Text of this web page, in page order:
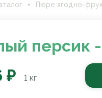
Пюре ягодно-
персик
₽
1 кг